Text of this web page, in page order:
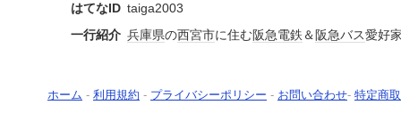
はてなID taiga2003
一行紹介 兵庫県の西宮市に住む阪急電鉄 ＆ 阪急バス愛好
ホーム - 利用規約 - プライバシーポリシー - お問い合わせ- 特定商